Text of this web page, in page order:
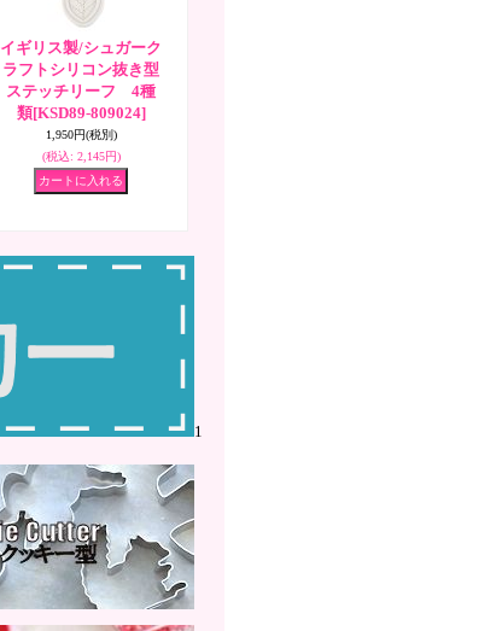
イギリス製/シュガーク
ラフトシリコン抜き型
ステッチリーフ 4種
類[KSD89-809024]
1,950円(税別)
(税込: 2,145円)
1